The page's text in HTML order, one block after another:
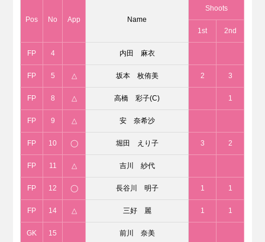
Pos No App Name
Shoots
1st 2nd
FP 4 内田 麻衣
FP 5 △ 坂本 枚侑美 2 3
FP 8 △ 高橋 彩子(C) 1
FP 9 △ 安 奈希沙
FP 10 ◯ 堀田 えり子 3 2
FP 11 △ 吉川 紗代
FP 12 ◯ 長谷川 明子 1 1
FP 14 △ 三好 麗 1 1
GK 15 前川 奈美